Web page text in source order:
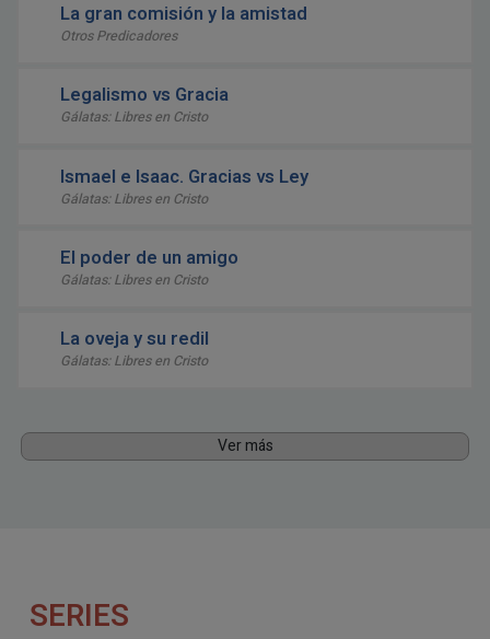
La gran comisión y la amistad
Otros Predicadores
Legalismo vs Gracia
Gálatas: Libres en Cristo
Ismael e Isaac. Gracias vs Ley
Gálatas: Libres en Cristo
El poder de un amigo
Gálatas: Libres en Cristo
La oveja y su redil
Gálatas: Libres en Cristo
Ver más
SERIES